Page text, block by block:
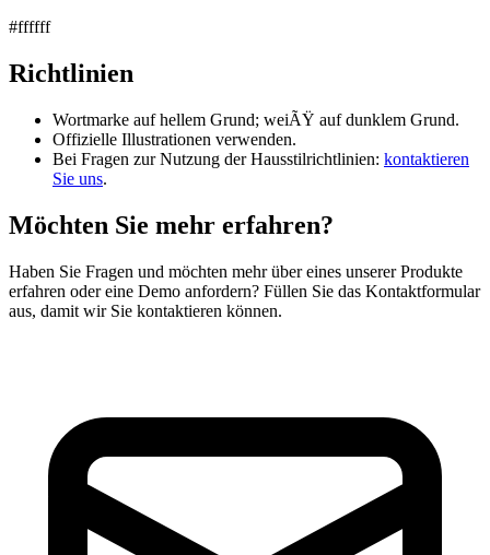
#ffffff
Richtlinien
Wortmarke auf hellem Grund; weiÃŸ auf dunklem Grund.
Offizielle Illustrationen verwenden.
Bei Fragen zur Nutzung der Hausstilrichtlinien: kontaktieren
Sie uns.
Möchten Sie mehr erfahren?
Haben Sie Fragen und möchten mehr über eines unserer Produkte
erfahren oder eine Demo anfordern? Füllen Sie das Kontaktformular
aus, damit wir Sie kontaktieren können.